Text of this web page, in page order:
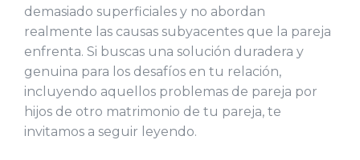
demasiado superficiales y no abordan
realmente las causas subyacentes que la pareja
enfrenta. Si buscas una solución duradera y
genuina para los desafíos en tu relación,
incluyendo aquellos problemas de pareja por
hijos de otro matrimonio de tu pareja, te
invitamos a seguir leyendo.